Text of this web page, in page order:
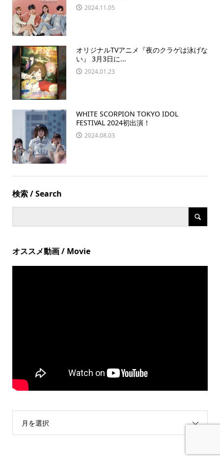
2024.11.05
オリジナルTVアニメ『夜のクラゲは泳げな
い』 3月3日に...
2024.01.23
WHITE SCORPION TOKYO IDOL
FESTIVAL 2024初出演！
2024.08.03
検索 / Search
オススメ動画 / Movie
月を選択